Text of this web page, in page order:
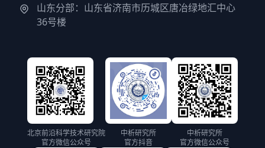
山东分部：山东省济南市历城区唐冶绿地汇中心
36号楼
北京前沿科学技术研究院
官方微信公众号
中析研究所
官方抖音
中析研究所
官方微信公众号